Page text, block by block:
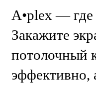
A•plex — где
Закажите
потолочный
эффективно,